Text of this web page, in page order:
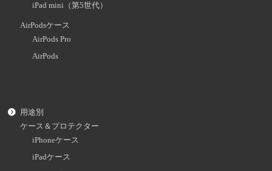
iPad mini（第5世代）
AirPodsケース
AirPods Pro
AirPods
用途別
ケース＆プロテクター
iPhoneケース
iPadケース